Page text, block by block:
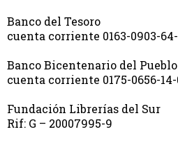
Banco del Tesoro
cuenta corriente 0163-0903-64-
Banco Bicentenario del Pueblo
cuenta corriente 0175-0656-14-
Fundación Librerías del Sur
Rif: G – 20007995-9